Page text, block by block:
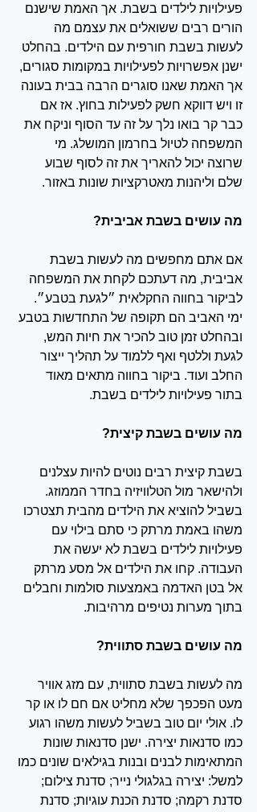
פעילויות לילדים בשבת. אך האמת שישנם
הורים רבים ששואלים את עצמם מה
לעשות בשבת חורפית עם הילדים. בהחלט
ישנן אפשרויות לפעילויות במקומות סגורים,
אך האמת שאנו סוגרים הרבה בבית בעונה
זו ויש דווקא חשק לפעילות בחוץ. אז אם
כבר קר בואו נלך על זה עד הסוף וניקח את
המשפחה לטיול בחרמון המושלג. מי
שרוצה יכול להאריך את זה לסוף שבוע
שלם וליהנות מאטרקציות שונות באזור.
מה עושים בשבת אביבית?
אם אתם מחפשים מה לעשות בשבת
אביבית, מה דעתכם לקחת את המשפחה
לביקור בחווה החקלאית ״לגעת בטבע״.
ימי האביב הם תקופה של התחדשות בטבע
ובהחלט זמן טוב להכיר את חיות המש,
לגעת וללטף ואף ללמוד על תהליך ייצור
החלב ועוד. ביקור בחווה מתאים מאוד
בתור פעילויות לילדים בשבת.
מה עושים בשבת קיצית?
בשבת קיצית רבים נוטים להיות עצלנים
ולהישאר מול הטלוויזיה בחדר הממוזג.
בשביל להוציא את הילדים מהבית תצטרכו
משהו באמת מרתק כי סתם בילוי עם
פעילויות לילדים בשבת לא יעשה את
העבודה. קחו את הילדים אל מסע מרתק
אל בטן האדמה באמצעות סולמות וחבלים
בתוך מערות נטיפים מרהיבות.
מה עושים בשבת סתווית?
מה לעשות בשבת סתווית, עם מזג אוויר
מעט הפכפך שלא מחליט אם חם לו או קר
לו. אולי יום טוב בשביל לעשות משהו רגוע
כמו סדנאות יצירה. ישנן סדנאות שונות
המתאימות לבנים ובנות בגילאים שונים כמו
למשל: יצירה בגלגולי נייר; סדנת צילום;
סדנת רקמה; סדנת הכנת עוגיות; סדנת